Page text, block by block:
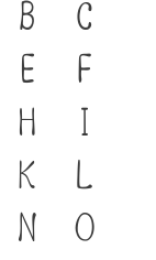
B
C
E
F
H
I
K
L
N
O